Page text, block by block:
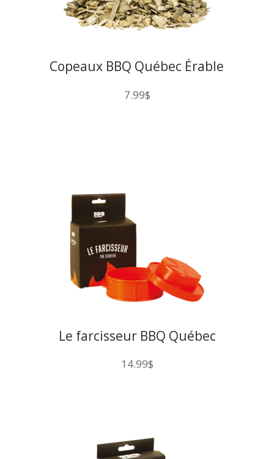
Copeaux BBQ Québec Érable
7.99$
Le farcisseur BBQ Québec
14.99$